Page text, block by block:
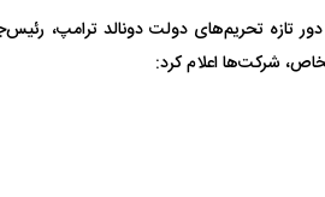
تازه تحریم‌های دولت دونالد ترامپ،
شرکت‌ها اعلام کرد:
مرگبارتر